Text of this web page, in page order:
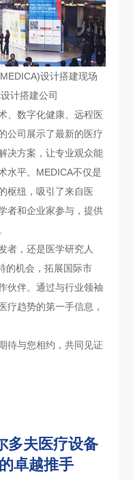
设计搭建现场
计搭建公司
、数字化健康、远程医
公司展示了最新的医疗
决方案，让专业观众能
水平。MEDICA不仅是
枢纽，吸引了来自医
者和企业家参与，提供
者，还是医学研究人
的机会，拓展国际市
伙伴。通过与行业领袖
疗趋势的第一手信息，
待与您相约，共同见证
多夫医疗设备
卓越推手